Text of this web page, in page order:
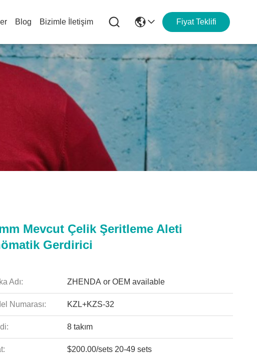
Blog Bizimle İletişim Fiyat Teklifi
Mevcut Çelik Şeritleme Aleti
Gerdirici
Adı: ZHENDA or OEM available
Numarası: KZL+KZS-32
8 takım
$200.00/sets 20-49 sets